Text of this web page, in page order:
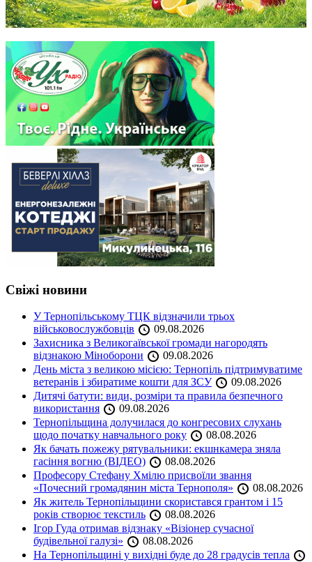
Свіжі новини
У Тернопільському ТЦК відзначили трьох
військовослужбовців
09.08.2026
Захисника з Великогаївської громади нагородять
відзнакою Міноборони
09.08.2026
День міста з великою місією: Тернопіль підтримуватиме
ветеранів і збиратиме кошти для ЗСУ
09.08.2026
Дитячі батути: види, розміри та правила безпечного
використання
09.08.2026
Тернопільщина долучилася до конгресових слухань
щодо початку навчального року
08.08.2026
Як бачать пожежу рятувальники: екшнкамера зняла
гасіння вогню (ВІДЕО)
08.08.2026
Професору Стефану Хмілю присвоїли звання
«Почесний громадянин міста Тернополя»
08.08.2026
Як житель Тернопільщини скористався грантом і 15
років створює текстиль
08.08.2026
Ігор Гуда отримав відзнаку «Візіонер сучасної
будівельної галузі»
08.08.2026
На Тернопільщині у вихідні буде до 28 градусів тепла